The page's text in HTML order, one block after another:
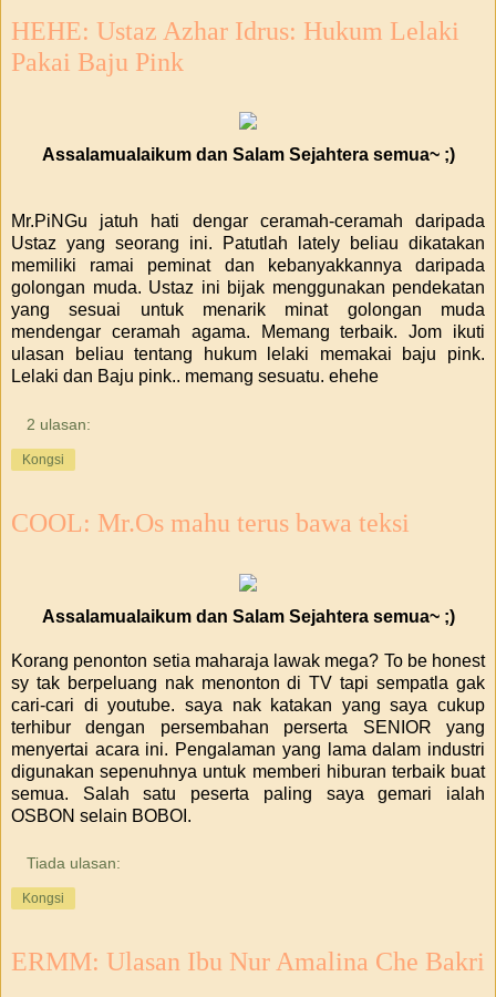
HEHE: Ustaz Azhar Idrus: Hukum Lelaki
Pakai Baju Pink
Assalamualaikum dan Salam Sejahtera semua~ ;)
Mr.PiNGu jatuh hati dengar ceramah-ceramah daripada
Ustaz yang seorang ini. Patutlah lately beliau dikatakan
memiliki ramai peminat dan kebanyakkannya daripada
golongan muda. Ustaz ini bijak menggunakan pendekatan
yang sesuai untuk menarik minat golongan muda
mendengar ceramah agama. Memang terbaik. Jom ikuti
ulasan beliau tentang hukum lelaki memakai baju pink.
Lelaki dan Baju pink.. memang sesuatu. ehehe
2 ulasan:
Kongsi
COOL: Mr.Os mahu terus bawa teksi
Assalamualaikum dan Salam Sejahtera semua~ ;)
Korang penonton setia maharaja lawak mega? To be honest
sy tak berpeluang nak menonton di TV tapi sempatla gak
cari-cari di youtube. saya nak katakan yang saya cukup
terhibur dengan persembahan perserta SENIOR yang
menyertai acara ini. Pengalaman yang lama dalam industri
digunakan sepenuhnya untuk memberi hiburan terbaik buat
semua. Salah satu peserta paling saya gemari ialah
OSBON selain BOBOI.
Tiada ulasan:
Kongsi
ERMM: Ulasan Ibu Nur Amalina Che Bakri